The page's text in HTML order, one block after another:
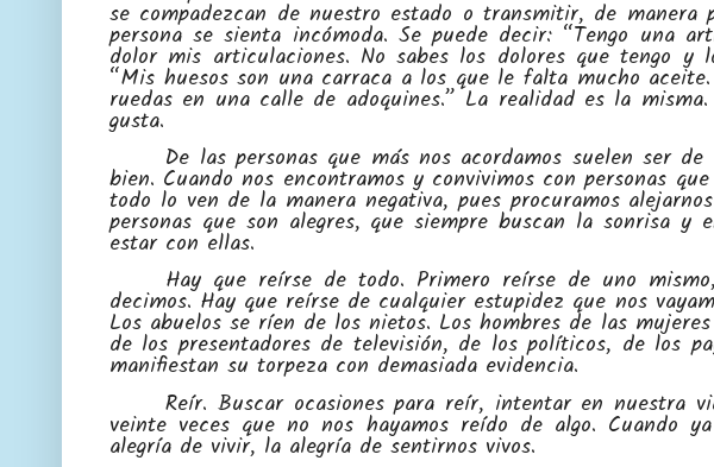
se compadezcan de nuestro estado o transmitir, de
persona se sienta incómoda. Se puede decir: “Tengo una
dolor mis articulaciones. No sabes los dolores que tengo y
“Mis huesos son una carraca a los que le falta mucho
ruedas en una calle de adoquines.” La realidad es la
gusta.
De las personas que más nos acordamos suelen ser
bien. Cuando nos encontramos y convivimos con personas
todo lo ven de la manera negativa, pues procuramos
personas que son alegres, que siempre buscan la sonrisa y
estar con ellas.
Hay que reírse de todo. Primero reírse de uno
decimos. Hay que reírse de cualquier estupidez que nos
Los abuelos se ríen de los nietos. Los hombres de las
de los presentadores de televisión, de los políticos, de los
manifiestan su torpeza con demasiada evidencia.
Reír. Buscar ocasiones para reír, intentar en nuestra
veinte veces que no nos hayamos reído de algo. Cuando
alegría de vivir, la alegría de sentirnos vivos.